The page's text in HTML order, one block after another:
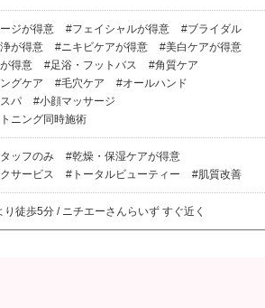
ジが得意 #フェイシャルが得意
#ブライダル
が得意
#ニキビケアが得意
#美白ケアが得意
得意
#足浴・フットバス
#角質ケア
グケア
#毛穴ケア
#オールハンド
パ
#小顔マッサージ
ニング同時施術
ッフのみ
#乾燥・保湿ケアが得意
サービス
#トータルビューティー #肌質改善
り徒歩5分 / ニチエーさんらいず すぐ近く